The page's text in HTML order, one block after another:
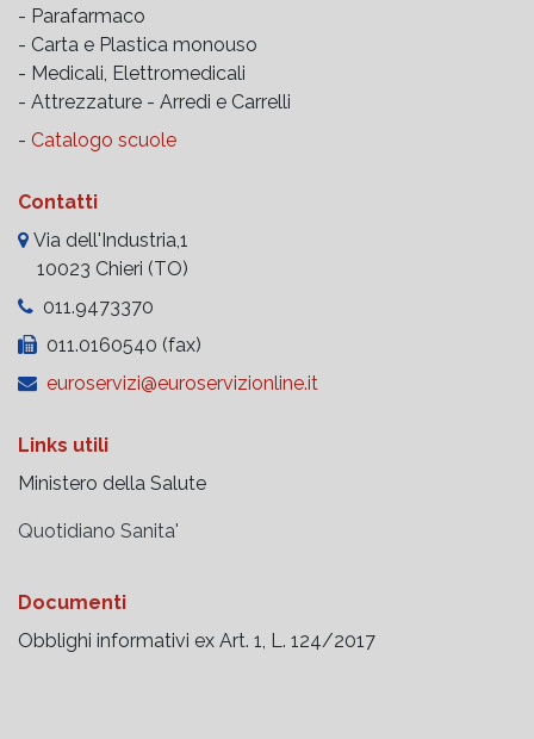
- Parafarmaco
- Carta e Plastica monouso
- Medicali, Elettromedicali
- Attrezzature - Arredi e Carrelli
- Catalogo scuole
Contatti
Via dell'Industria,1
10023 Chieri (TO)
011.9473370
011.0160540 (fax)
euroservizi@euroservizionline.it
Links utili
Ministero della Salute
Quotidiano Sanita'
Documenti
Obblighi informativi ex Art. 1, L. 124/2017